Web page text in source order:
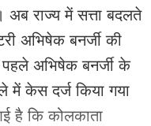
अब राज्य में सत्ता बदलते
अभिषेक बनर्जी की
अभिषेक बनर्जी के
केस दर्ज किया गया
है कि कोलकाता